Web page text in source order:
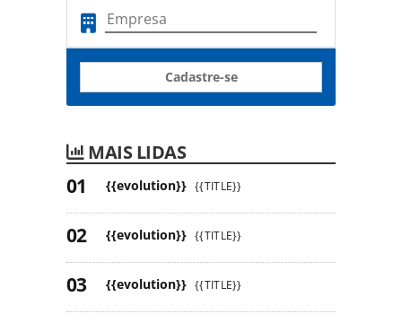
Cadastre-se
MAIS LIDAS
{{evolution}} {{TITLE}}
{{evolution}} {{TITLE}}
{{evolution}} {{TITLE}}